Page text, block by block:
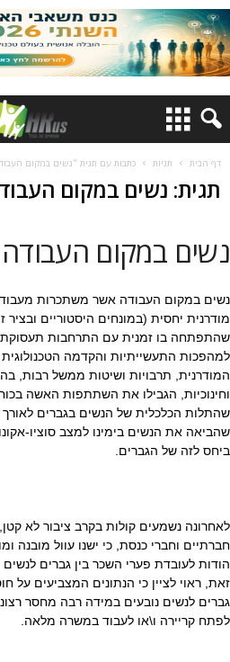
דף הבית תגיות כתבות עם תגית "נשים במקום
תגית: נשים במקום
נשים במקום העבודה
נשים במקום העבודה אשר משתכרות
מודרנית יחסית (במונחים היסטוריים ובציר
שהתפתחה בו זמנית עם התרחבות תעסוקת
למהפכות התעשייתיות והקדמה
המודרנית, תרבויות ושיטות ממשל רבות,
וחינוכיות, הגבילו את השתתפות האשה
שהתלות הכלכלית של הנשים בגברים לאורך
שהביאה את הנשים בימינו למצב סוציו-
ביחס לזה של הגברים.
לאחרונה נשמעים קולות בקרב ציבור לא
חברתיים וחברי כנסת, כי ישנו עוול מובנה
הודות לעובדת פערי השכר בין גברים
זאת, ראוי לציין כי הנתונים המצביעים על
גברים לנשים נובעים במידה רבה מחסר
לפתח קריירה ו\או לעבוד במשרה מלאה.